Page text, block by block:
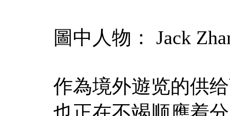
圖中人物： Jack
作為境外遊览的供